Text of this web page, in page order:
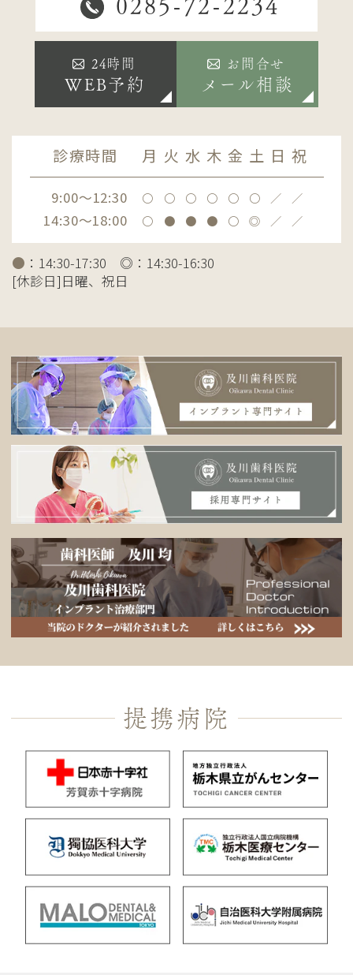
0285-72-2234
24時間
WEB予約
お問合せ
メール相談
診療時間 月 火 水 木 金 土 日 祝
9:00～12:30 〇 〇 〇 〇 〇 〇 ／ ／
14:30～18:00 〇 ● ● ● 〇 ◎ ／ ／
● ：14:30-17:30 ◎：14:30-16:30
[休診日]日曜、祝日
提携病院